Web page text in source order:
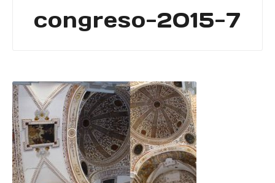
congreso-2015-7